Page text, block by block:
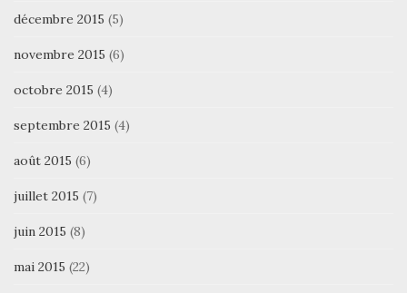
décembre 2015 (5)
novembre 2015 (6)
octobre 2015 (4)
septembre 2015 (4)
août 2015 (6)
juillet 2015 (7)
juin 2015 (8)
mai 2015 (22)